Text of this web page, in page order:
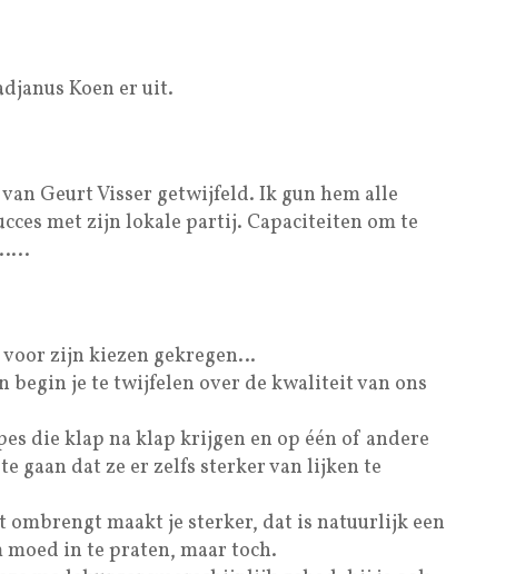
Koen er uit.
Geurt Visser getwijfeld. Ik gun hem alle
met zijn lokale partij. Capaciteiten om te
…..
voor zijn kiezen gekregen…
begin je te twijfelen over de kwaliteit van ons
die klap na klap krijgen en op één of andere
gaan dat ze er zelfs sterker van lijken te
ombrengt maakt je sterker, dat is natuurlijk een
in te praten, maar toch.